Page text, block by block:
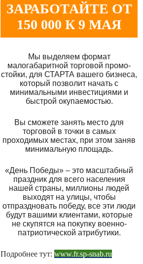
ЗАРАБОТАЙТЕ ОТ
150 000 К 9 МАЯ
Мы выделяем формат
малогабаритной торговой промо-
стойки, для СТАРТА вашего бизнеса,
который позволит начать с
минимальными инвестициями и
быстрой окупаемостью.
Вы сможете занять место для
торговой в точки в самых
проходимых местах, при этом заняв
минимальную площадь.
«День Победы» – это масштабный
праздник для всего населения
нашей страны, миллионы людей
выходят на улицы, чтобы
отпраздновать победу, все эти люди
будут вашими клиентами, которые
не скупятся на покупку военно-
патриотической атрибутики.
Подробнее тут: www.fr.sp-snab.ru